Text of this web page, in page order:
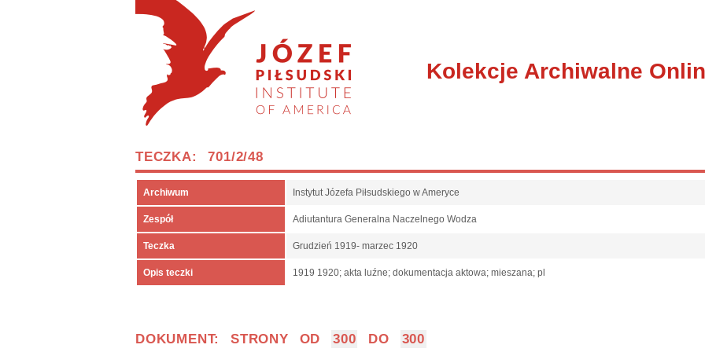
Kolekcje Archiwalne
TECZKA: 701/2/48
Archiwum Instytut Józefa Piłsudskiego w Ameryce
Zespół Adiutantura Generalna Naczelnego Wodza
Teczka Grudzień 1919- marzec 1920
Opis teczki 1919 1920; akta luźne; dokumentacja aktowa; mieszana; pl
DOKUMENT: STRONY OD 300 DO 300